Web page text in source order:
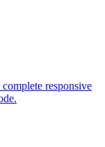
responsive